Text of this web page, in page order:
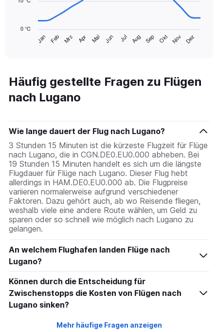
has
categories.
Range:
14
chart
has
Y
axis
displaying
values.
Range:
0
to
30.
Jan Feb Mrz Apr Mai Jun Jul Aug Sep Okt Nov Dez
0 °C
Häufig gestellte Fragen zu Flügen
nach Lugano
Wie lange dauert der Flug nach Lugano?
3 Stunden 15 Minuten ist die kürzeste Flugzeit für Flüge
nach Lugano, die in CGN.DE0.EU0.000 abheben. Bei
19 Stunden 15 Minuten handelt es sich um die längste
Flugdauer für Flüge nach Lugano. Dieser Flug hebt
allerdings in HAM.DE0.EU0.000 ab. Die Flugpreise
variieren normalerweise aufgrund verschiedener
Faktoren. Dazu gehört auch, ab wo Reisende fliegen,
weshalb viele eine andere Route wählen, um Geld zu
sparen oder so schnell wie möglich nach Lugano zu
gelangen.
An welchem Flughafen landen Flüge nach
Lugano?
Können durch die Entscheidung für
Zwischenstopps die Kosten von Flügen nach
Lugano sinken?
Mehr häufige Fragen anzeigen